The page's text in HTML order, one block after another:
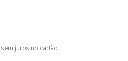
sem juros no cartão